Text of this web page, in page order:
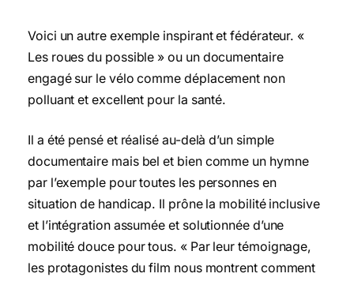
Voici un autre exemple inspirant et fédérateur. «
Les roues du possible » ou un documentaire
engagé sur le vélo comme déplacement non
polluant et excellent pour la santé.
Il a été pensé et réalisé au-delà d’un simple
documentaire mais bel et bien comme un hymne
par l’exemple pour toutes les personnes en
situation de handicap. Il prône la mobilité inclusive
et l’intégration assumée et solutionnée d’une
mobilité douce pour tous. « Par leur témoignage,
les protagonistes du film nous montrent comment